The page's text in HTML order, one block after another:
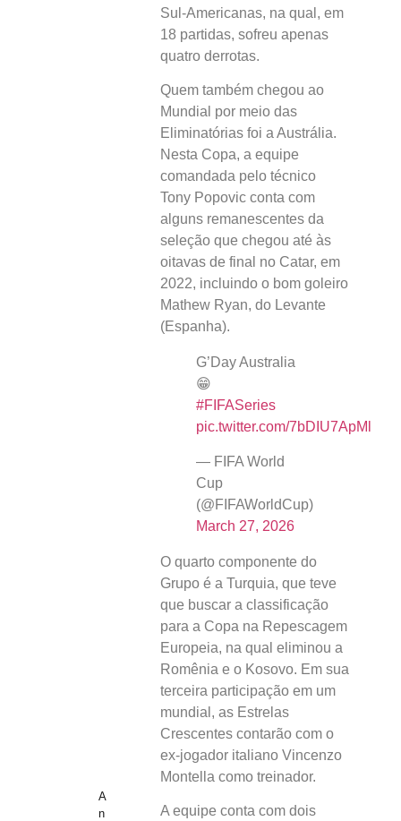
A
n
Sul-Americanas, na qual, em
18 partidas, sofreu apenas
quatro derrotas.
Quem também chegou ao
Mundial por meio das
Eliminatórias foi a Austrália.
Nesta Copa, a equipe
comandada pelo técnico
Tony Popovic conta com
alguns remanescentes da
seleção que chegou até às
oitavas de final no Catar, em
2022, incluindo o bom goleiro
Mathew Ryan, do Levante
(Espanha).
G’Day Australia
😁
#FIFASeries
pic.twitter.com/7bDIU7ApMl
— FIFA World
Cup
(@FIFAWorldCup)
March 27, 2026
O quarto componente do
Grupo é a Turquia, que teve
que buscar a classificação
para a Copa na Repescagem
Europeia, na qual eliminou a
Romênia e o Kosovo. Em sua
terceira participação em um
mundial, as Estrelas
Crescentes contarão com o
ex-jogador italiano Vincenzo
Montella como treinador.
A equipe conta com dois